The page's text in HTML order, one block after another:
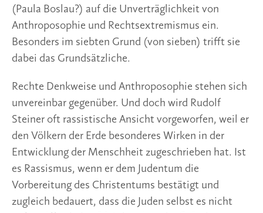
(Paula Boslau?) auf die Unverträglichkeit von
Anthroposophie und Rechtsextremismus ein.
Besonders im siebten Grund (von sieben) trifft sie
dabei das Grundsätzliche.
Rechte Denkweise und Anthroposophie stehen sich
unvereinbar gegenüber. Und doch wird Rudolf
Steiner oft rassistische Ansicht vorgeworfen, weil er
den Völkern der Erde besonderes Wirken in der
Entwicklung der Menschheit zugeschrieben hat. Ist
es Rassismus, wenn er dem Judentum die
Vorbereitung des Christentums bestätigt und
zugleich bedauert, dass die Juden selbst es nicht